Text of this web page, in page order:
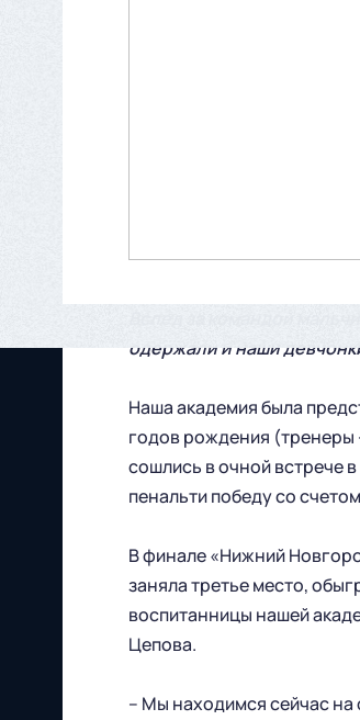
одержали и наши
Наша академия была
годов рождения (тренеры
сошлись в очной встрече
пенальти победу со
В финале «Нижний
заняла третье место,
воспитанницы нашей
Цепова.
– Мы находимся сейчас на